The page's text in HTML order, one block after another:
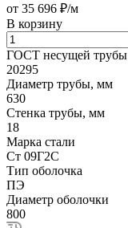
от 35 696 ₽/м
В корзину
ГОСТ несущей трубы
20295
Диаметр трубы, мм
630
Стенка трубы, мм
18
Марка стали
Ст 09Г2С
Тип оболочка
ПЭ
Диаметр оболочки
800